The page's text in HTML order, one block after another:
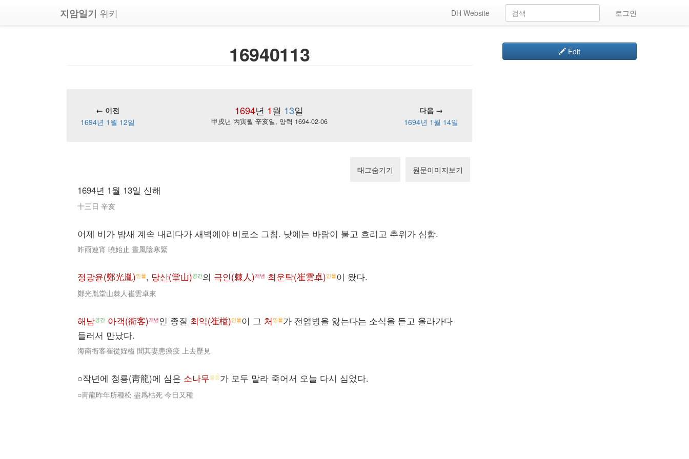
지암일기 위키 로그인
DH Website
16940113
1694년 1월 13일
← 이전
다음 →
1694년 1월 12일
甲戌년 丙寅월 辛亥일, 양력 1694-02-06 1694년 1월 14일
태그숨기기 원문이미지보기
1694년 1월 13일 신해
十三日 辛亥
어제 비가 밤새 계속 내리다가 새벽에야 비로소 그침. 낮에는 바람이 불고 흐리고 추위가 심함.
昨雨連宵 曉始止 晝風陰寒緊
정광윤(鄭光胤)인물, 당산(堂山)공간의 극인(棘人)개념 최운탁(崔雲卓)인물이 왔다.
鄭光胤堂山棘人崔雲卓來
해남공간 아객(衙客)개념 인 종질 최익(崔榏)인물이 그 처 인물가 전염병을 앓는다는 소식을 듣고 올라가다
들러서 만났다.
海南衙客崔從姪榏 聞其妻患癘疫 上去歷見
○작년에 청룡(靑龍)에 심은 소나무물품가 모두 말라 죽어서 오늘 다시 심었다.
○靑龍昨年所種松 盡爲枯死 今日又種
Edit